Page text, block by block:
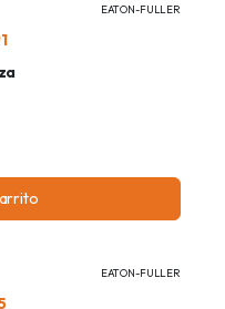
EATON-FULLER
EATON-FULLER